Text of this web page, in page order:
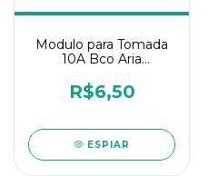
Modulo para Tomada
10A Bco Aria
R$6,50
ESPIAR